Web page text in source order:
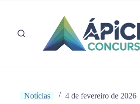
conteúdo
Notícias 4 de fevereiro de 2026